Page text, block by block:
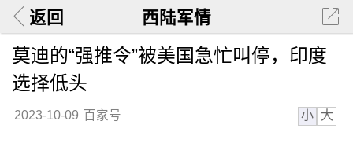
返回 西陆军情
莫迪的“强推令”被美国急忙叫停，印度
选择低头
2023-10-09 百家号 小 大